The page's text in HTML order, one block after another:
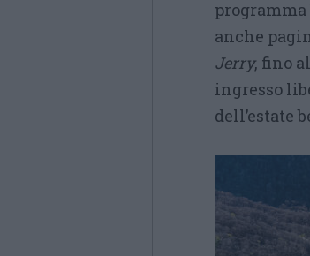
anche
Jerry, fino
ingresso
dell’estate